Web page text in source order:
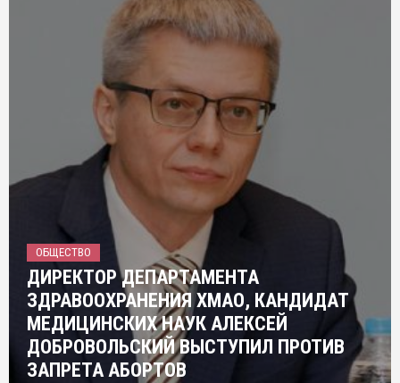
ОБЩЕСТВО
ДИРЕКТОР ДЕПАРТАМЕНТА
ЗДРАВООХРАНЕНИЯ ХМАО, КАНДИДАТ
МЕДИЦИНСКИХ НАУК АЛЕКСЕЙ
ДОБРОВОЛЬСКИЙ ВЫСТУПИЛ ПРОТИВ
ЗАПРЕТА АБОРТОВ